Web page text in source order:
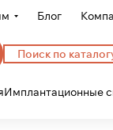
Блог
Имплантационные